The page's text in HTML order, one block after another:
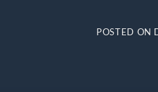
POSTED ON